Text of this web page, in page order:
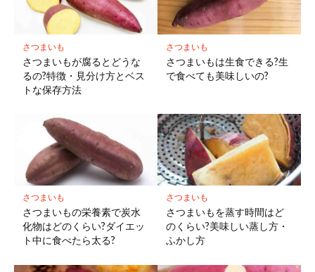
さつまいも
さつまいもが腐るとどうな
るの?特徴・見分け方とベス
トな保存方法
さつまいも
さつまいもは生食できる?生
で食べても美味しいの?
さつまいも
さつまいもの栄養素で炭水
化物はどのくらい?ダイエッ
ト中に食べたら太る?
さつまいも
さつまいもを蒸す時間はど
のくらい?美味しい蒸し方・
ふかし方